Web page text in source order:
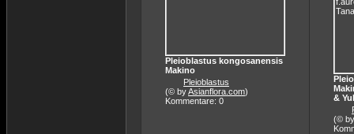
Pleioblastus kongosanensis
Makino
Pleioblastus
(© byAsianflora.com)
Kommentare: 0
&
(©